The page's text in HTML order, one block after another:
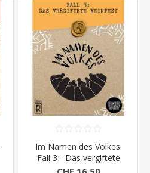
Im Namen des Volkes:
Fall 3 - Das vergiftete
Weinfest